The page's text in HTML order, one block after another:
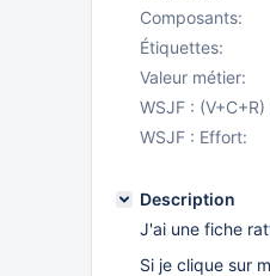
Composants:
Étiquettes:
Valeur métier:
WSJF : (V+C+R)
WSJF : Effort:
Description
J'ai une fiche
Si je clique sur